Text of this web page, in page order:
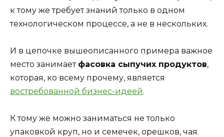
к тому же требует знаний только в одном
технологическом процессе, а не в нескольких.
И в цепочке вышеописанного примера важное
место занимает фасовка сыпучих продуктов,
которая, ко всему прочему, является
востребованной бизнес-идеей.
К тому же можно заниматься не только
упаковкой круп, но и семечек, орешков, чая.